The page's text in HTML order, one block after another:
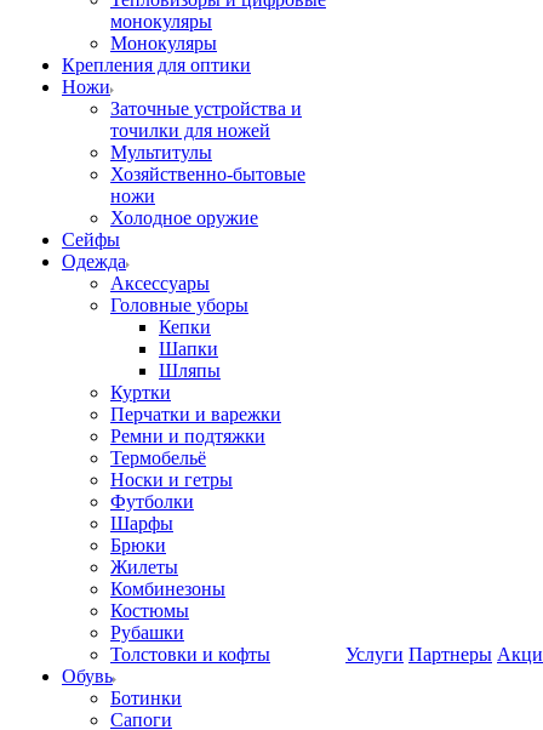
монокуляры
Монокуляры
Крепления для оптики
Ножи
Заточные устройства и
точилки для ножей
Мультитулы
Хозяйственно-бытовые
ножи
Холодное оружие
Сейфы
Одежда
Аксессуары
Головные уборы
Кепки
Шапки
Шляпы
Куртки
Перчатки и варежки
Ремни и подтяжки
Термобельё
Носки и гетры
Футболки
Шарфы
Брюки
Жилеты
Комбинезоны
Костюмы
Рубашки
Толстовки и кофты
Обувь
Ботинки
Сапоги
Услуги Партнеры